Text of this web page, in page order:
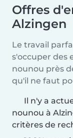
Offres
Alzingen
Le travail
s'occuper des
nounou près
qu'il ne faut
Il n'y a
nounou à
critères de